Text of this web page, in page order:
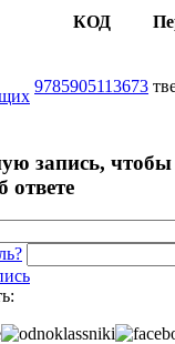
КОД
9785905113673
запись,
ответе